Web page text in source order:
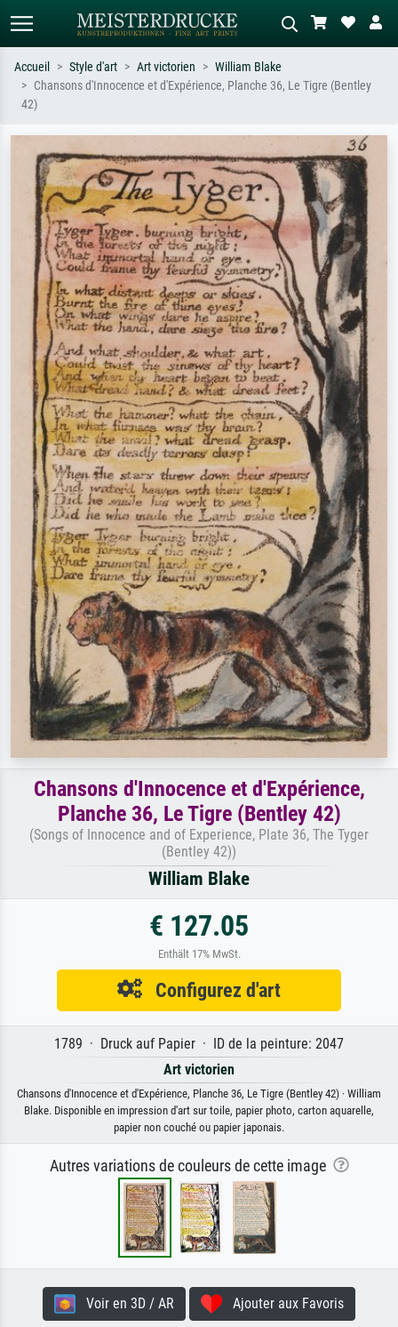
impressionnisme, vague de Hokusai,
nu.
abstrait avec beaucoup de rouge,
tableau sombre, nu debout près d'un
arbre.
Accueil Style d'art Art victorien
William Blake
Chansons d'Innocence et d'Expérience, Planche 36, Le Tigre (Bentley
42)
Chansons d'Innocence et d'Expérience,
Planche 36, Le Tigre (Bentley 42)
(Songs of Innocence and of Experience, Plate 36, The Tyger
(Bentley 42))
William Blake
€ 127.05
Enthält 17% MwSt.
Configurez d'art
1789 · Druck auf Papier · ID de la peinture: 2047
Art victorien
Chansons d'Innocence et d'Expérience, Planche 36, Le Tigre (Bentley 42) · William
Blake. Disponible en impression d'art sur toile, papier photo, carton aquarelle,
papier non couché ou papier japonais.
Autres variations de couleurs de cette image
Voir en 3D / AR Ajouter aux Favoris